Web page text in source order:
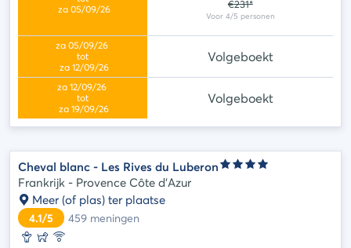
€231*
Volgeboekt
Volgeboekt
Cheval blanc - Les Rives du Luberon
Frankrijk - Provence Côte d'Azur
Meer (of plas) ter plaatse
4.1/5 459meningen